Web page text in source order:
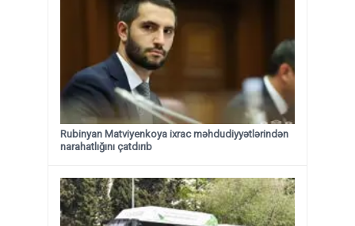
Rubinyan Matviyenkoya ixrac məhdudiyyətlərindən
narahatlığını çatdırıb